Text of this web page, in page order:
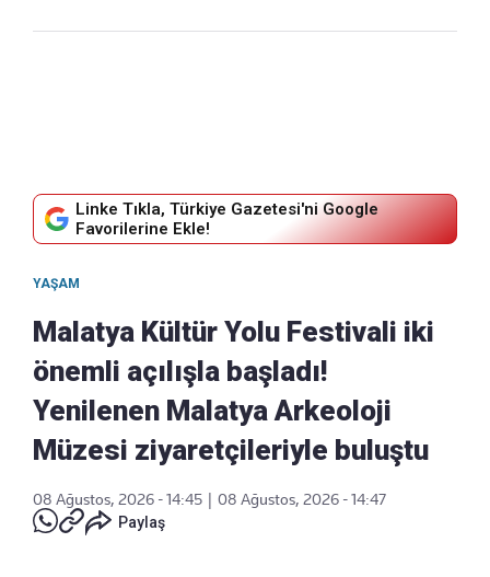
Linke Tıkla, Türkiye Gazetesi'ni Google
Favorilerine Ekle!
YAŞAM
Malatya Kültür Yolu Festivali iki
önemli açılışla başladı!
Yenilenen Malatya Arkeoloji
Müzesi ziyaretçileriyle buluştu
08 Ağustos, 2026 - 14:45
08 Ağustos, 2026 - 14:47
Paylaş